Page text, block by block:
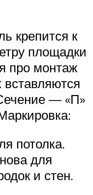
крепится к
площадки
про монтаж
вставляются
— «П»
потолка.
для
и стен.